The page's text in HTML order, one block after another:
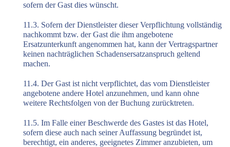
sofern der Gast dies wünscht.
11.3. Sofern der Dienstleister dieser Verpflichtung vollständig
nachkommt bzw. der Gast die ihm angebotene
Ersatzunterkunft angenommen hat, kann der Vertragspartner
keinen nachträglichen Schadensersatzanspruch geltend
machen.
11.4. Der Gast ist nicht verpflichtet, das vom Dienstleister
angebotene andere Hotel anzunehmen, und kann ohne
weitere Rechtsfolgen von der Buchung zurücktreten.
11.5. Im Falle einer Beschwerde des Gastes ist das Hotel,
sofern diese auch nach seiner Auffassung begründet ist,
berechtigt, ein anderes, geeignetes Zimmer anzubieten, um